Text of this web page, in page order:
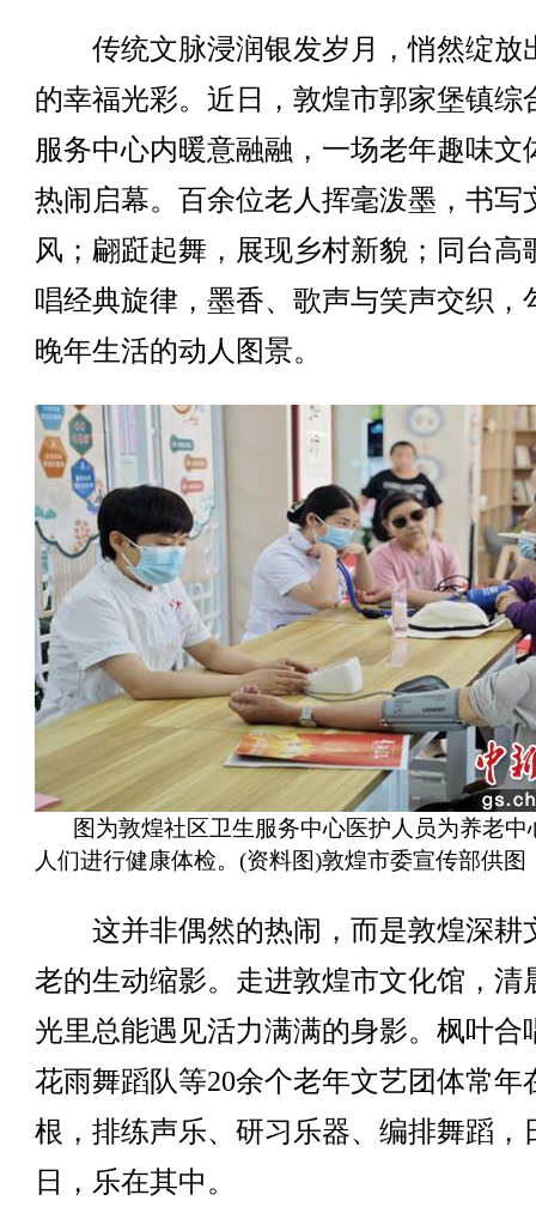
传统文脉浸润银发岁月，悄然绽放
的幸福光彩。近日，敦煌市郭家堡镇综
服务中心内暖意融融，一场老年趣味文
热闹启幕。百余位老人挥毫泼墨，书写
风；翩跹起舞，展现乡村新貌；同台高
唱经典旋律，墨香、歌声与笑声交织，
晚年生活的动人图景。
图为敦煌社区卫生服务中心医护人员为养老中
人们进行健康体检。(资料图)敦煌市委宣传部供图
这并非偶然的热闹，而是敦煌深耕
老的生动缩影。走进敦煌市文化馆，清
光里总能遇见活力满满的身影。枫叶合
花雨舞蹈队等20余个老年文艺团体常年
根，排练声乐、研习乐器、编排舞蹈，
日，乐在其中。